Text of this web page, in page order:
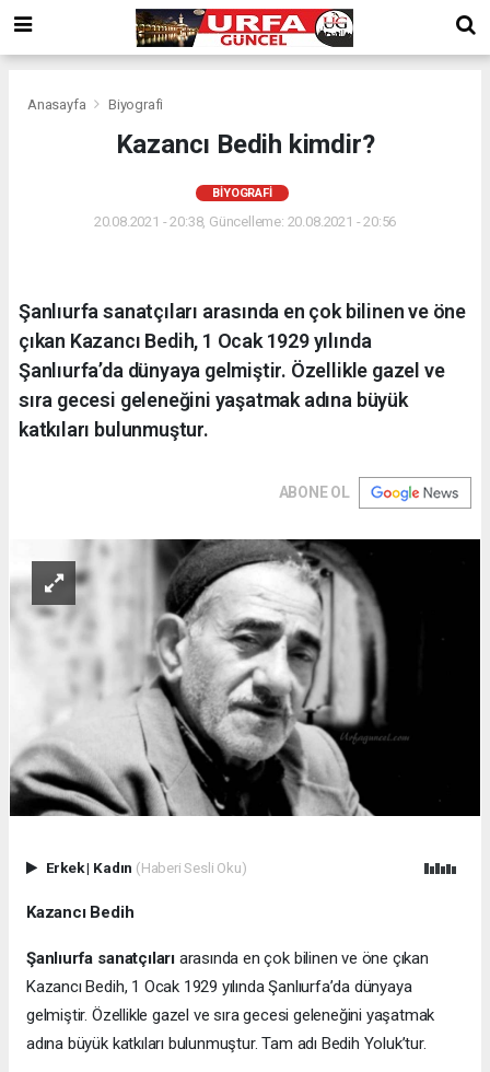
Anasayfa Biyografi
Kazancı Bedih kimdir?
BIYOGRAFI
20.08.2021 - 20:38, Güncelleme: 20.08.2021 - 20:56
Şanlıurfa sanatçıları arasında en çok bilinen ve öne
çıkan Kazancı Bedih, 1 Ocak 1929 yılında
Şanlıurfa’da dünyaya gelmiştir. Özellikle gazel ve
sıra gecesi geleneğini yaşatmak adına büyük
katkıları bulunmuştur.
ABONE OL
Erkek| Kadın (Haberi Sesli Oku)
Kazancı Bedih
Şanlıurfa sanatçılarıarasında en çok bilinen ve öne çıkan
Kazancı Bedih, 1 Ocak 1929 yılında Şanlıurfa’da dünyaya
gelmiştir. Özellikle gazel ve sıra gecesi geleneğini yaşatmak
adına büyük katkıları bulunmuştur. Tam adı Bedih Yoluk’tur.